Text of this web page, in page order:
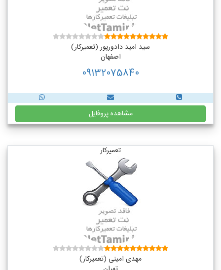
سید امید دادورپور (تعمیرکار)
اصفهان
09132075840
مشاهده پروفایل
تعمیرکار
مهدی امینی (تعمیرکار)